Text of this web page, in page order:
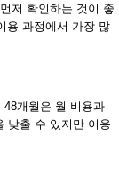
저 확인하는 것이 좋
용 과정에서 가장 많
개월은 월 비용과
낮출 수 있지만 이용